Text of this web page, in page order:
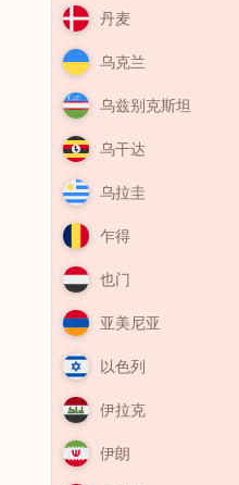
丹麦
乌克兰
乌兹别克斯坦
乌干达
乌拉圭
乍得
也门
亚美尼亚
以色列
伊拉克
伊朗